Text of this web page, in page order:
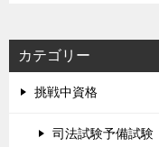
カテゴリー
挑戦中資格
司法試験予備試験